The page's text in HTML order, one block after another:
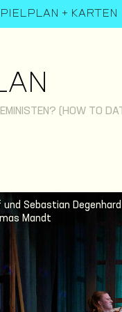
+ KARTEN
(HOW TO
und Sebastian
Mandt